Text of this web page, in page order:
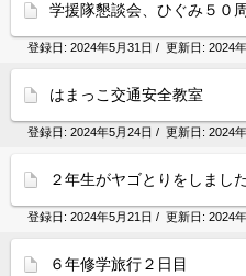
学援隊懇談会、ひぐみ５０
登録日: 2024年5月31日 / 更新日: 2024
はまっこ交通安全教室
登録日: 2024年5月24日 / 更新日: 2024
２年生がヤゴとりをしまし
登録日: 2024年5月21日 / 更新日: 2024
６年修学旅行２日目